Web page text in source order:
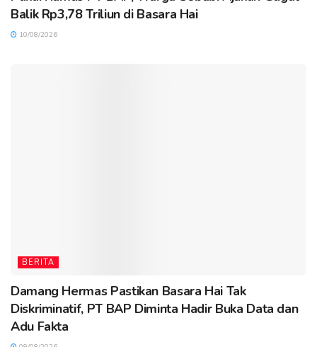
Balik Rp3,78 Triliun di Basara Hai
10/08/2026
BERITA
Damang Hermas Pastikan Basara Hai Tak
Diskriminatif, PT BAP Diminta Hadir Buka Data dan
Adu Fakta